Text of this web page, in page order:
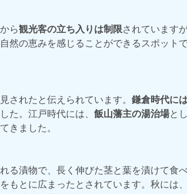
ら観光客の立ち入りは制限されています
然の恵みを感じることができるスポットで
されたと伝えられています。 鎌倉時代に
た。江戸時代には、 飯山藩主の湯治場と
きました。
る漬物で、長く伸びた茎と葉を漬けて食
とに広まったとされています。秋には、